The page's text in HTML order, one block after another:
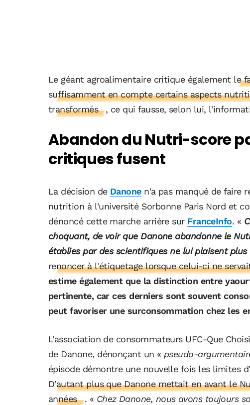
Le géant agroalimentaire critique également le
suffisamment en compte certains aspects
transformés
, ce qui fausse, selon lui,
Abandon du Nutri-score
critiques fusent
La décision de Danonen'a pas manqué de faire
nutrition à l'université Sorbonne Paris Nord et
dénoncé cette marche arrière sur FranceInfo. «
choquant, de voir que Danone abandonne le
établies par des scientifiques ne lui plaisent plus
renoncer à l'étiquetage lorsque celui-ci ne
estime également que la distinction entre
pertinente, car ces derniers sont souvent
peut favoriser une surconsommation chez les
L'association de consommateurs UFC-Que
de Danone, dénonçant un « pseudo-
épisode démontre une nouvelle fois les limites
D’autant plus que Danone mettait en avant le
années
. « Chez Danone, nous avons toujours